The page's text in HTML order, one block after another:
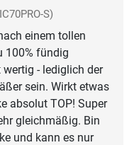
S)
einem tollen
100% fündig
- lediglich der
sein. Wirkt etwas
absolut TOP! Super
gleichmäßig. Bin
und kann es nur